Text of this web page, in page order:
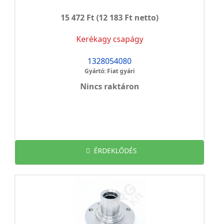
15 472 Ft(12 183 Ft netto)
Kerékagy csapágy
1328054080
Gyártó: Fiat gyári
Nincs raktáron
ÉRDEKLŐDÉS